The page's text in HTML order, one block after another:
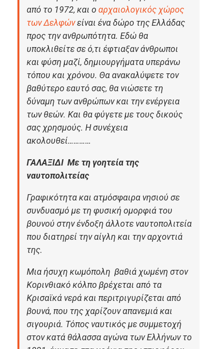
από το 1972, και ο αρχαιολογικός χώρος
των Δελφώνείναι ένα δώρο της Ελλάδας
προς την ανθρωπότητα. Εδώ θα
υποκλιθείτε σε ό,τι έφτιαξαν άνθρωποι
και φύση μαζί, δημιουργήματα υπεράνω
τόπου και χρόνου. Θα ανακαλύψετε τον
βαθύτερο εαυτό σας, θα νιώσετε τη
δύναμη των ανθρώπων και την ενέργεια
των θεών. Και θα φύγετε με τους δικούς
σας χρησμούς. Η συνέχεια
ακολουθεί…………
ΓΑΛΑΞΙΔΙ Με τη γοητεία της
ναυτοπολιτείας
Γραφικότητα και ατμόσφαιρα νησιού σε
συνδυασμό με τη φυσική ομορφιά του
βουνού στην ένδοξη άλλοτε ναυτοπολιτεία
που διατηρεί την αίγλη και την αρχοντιά
της.
Μια ήσυχη κωμόπολη βαθιά χωμένη στον
Κορινθιακό κόλπο βρέχεται από τα
Κρισαϊκά νερά και περιτριγυρίζεται από
βουνά, που της χαρίζουν απανεμιά και
σιγουριά. Τόπος ναυτικός με συμμετοχή
στον κατά θάλασσα αγώνα των Ελλήνων το